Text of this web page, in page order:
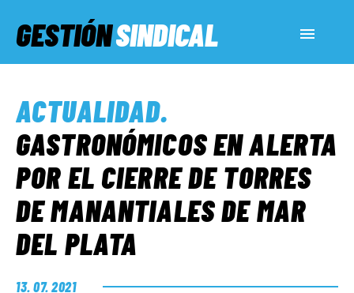
GESTIÓNSINDICAL
SERVICIOS SOCIALES
INFORMES ESPECIALES
FUERA DE MEGÁFONO
ACTUALIDAD.
GASTRONÓMICOS EN ALERTA
POR EL CIERRE DE TORRES
DE MANANTIALES DE MAR
DEL PLATA
13. 07. 2021